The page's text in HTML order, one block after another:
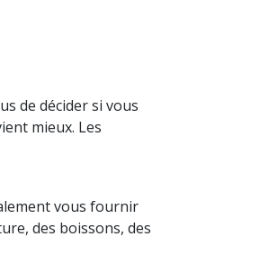
de décider si vous
mieux. Les
vous fournir
des boissons, des